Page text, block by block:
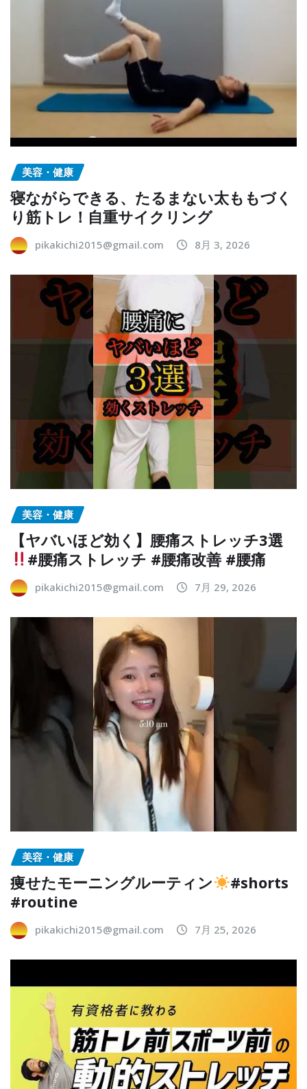
美容・健康
寝ながらできる、たるまない太ももづく
り筋トレ！自重サイクリング
pikakichi2015@gmail.com 8月 3, 2026
美容・健康
【ヤバいほど効く】腰痛ストレッチ3選
#腰痛ストレッチ #腰痛改善 #腰痛
pikakichi2015@gmail.com 7月 29, 2026
美容・健康
痩せたモーニングルーティン
#shorts
#routine
pikakichi2015@gmail.com 7月 25, 2026